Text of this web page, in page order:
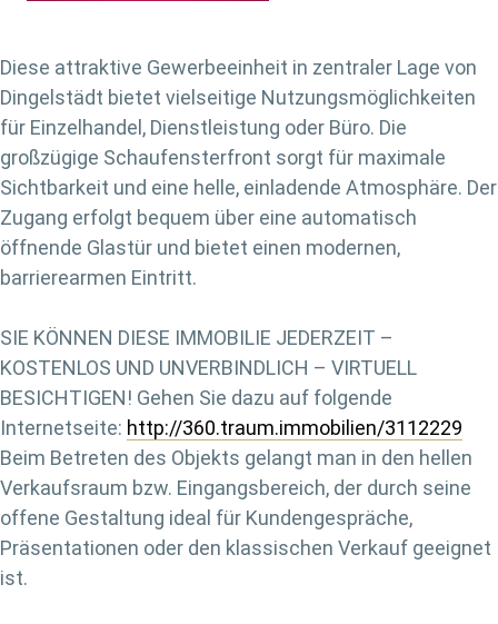
Diese attraktive Gewerbeeinheit in zentraler Lage von
Dingelstädt bietet vielseitige Nutzungsmöglichkeiten
für Einzelhandel, Dienstleistung oder Büro. Die
großzügige Schaufensterfront sorgt für maximale
Sichtbarkeit und eine helle, einladende Atmosphäre. Der
Zugang erfolgt bequem über eine automatisch
öffnende Glastür und bietet einen modernen,
barrierearmen Eintritt.
SIE KÖNNEN DIESE IMMOBILIE JEDERZEIT –
KOSTENLOS UND UNVERBINDLICH – VIRTUELL
BESICHTIGEN! Gehen Sie dazu auf folgende
Internetseite: http://360.traum.immobilien/3112229
Beim Betreten des Objekts gelangt man in den hellen
Verkaufsraum bzw. Eingangsbereich, der durch seine
offene Gestaltung ideal für Kundengespräche,
Präsentationen oder den klassischen Verkauf geeignet
ist.